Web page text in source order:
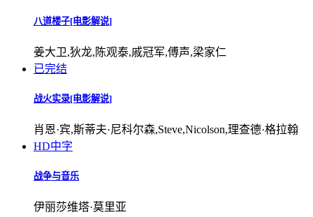
八道楼子[电影解说]
姜大卫,狄龙,陈观泰,戚冠军,傅声,梁家仁
已完结
战火实录[电影解说]
肖恩·宾,斯蒂夫·尼科尔森,Steve,Nicolson,理查德·格拉翰
HD中字
战争与音乐
伊丽莎维塔·莫里亚